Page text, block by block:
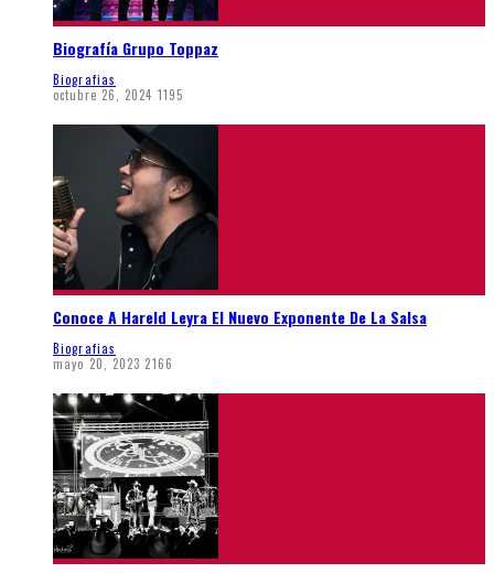
Biografía Grupo Toppaz
Biografias
octubre 26, 2024 1195
Conoce A Hareld Leyra El Nuevo Exponente De La Salsa
Biografias
mayo 20, 2023 2166